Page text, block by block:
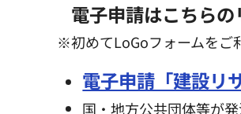
電子申請はこちら
※初めてLoGoフォームをご
電子申請「建設リ
国・地方公共団体等が